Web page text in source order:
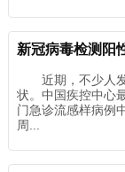
新冠病毒检测阳
近期，不少人发
状。中国疾控中心
门急诊流感样病例
周...